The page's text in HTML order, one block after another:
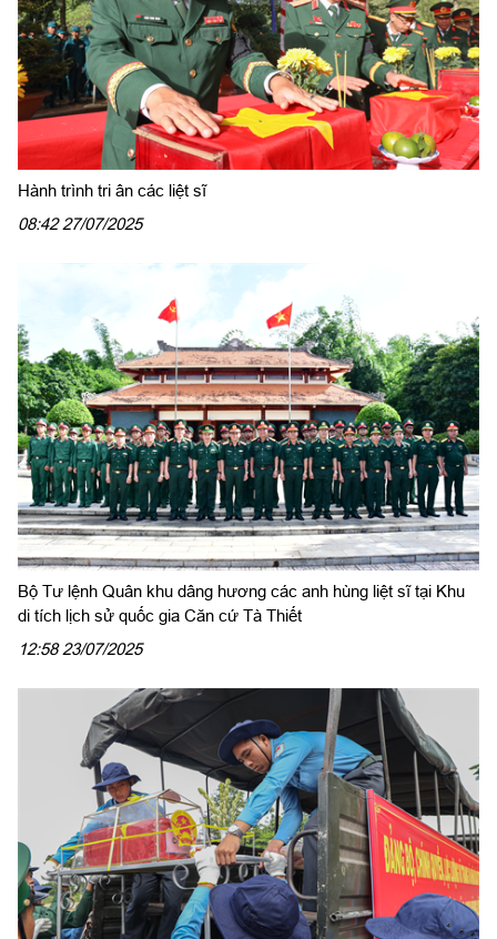
Hành trình tri ân các liệt sĩ
08:42 27/07/2025
Bộ Tư lệnh Quân khu dâng hương các anh hùng liệt sĩ tại Khu
di tích lịch sử quốc gia Căn cứ Tà Thiết
12:58 23/07/2025